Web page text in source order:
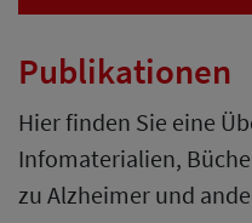
Publikationen
Hier finden Sie eine
Infomaterialien,
zu Alzheimer und